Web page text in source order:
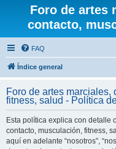
Foro de artes
contacto,
FAQ
Índice general
Foro de artes marciales,
fitness, salud - Política
Esta política explica con detalle
contacto, musculación, fitness,
aquí en adelante “nosotros”,